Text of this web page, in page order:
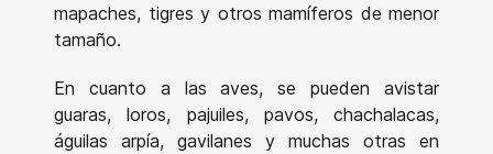
mapaches, tigres y otros mamíferos de menor
tamaño.
En cuanto a las aves, se pueden avistar
guaras, loros, pajuiles, pavos, chachalacas,
águilas arpía, gavilanes y muchas otras en